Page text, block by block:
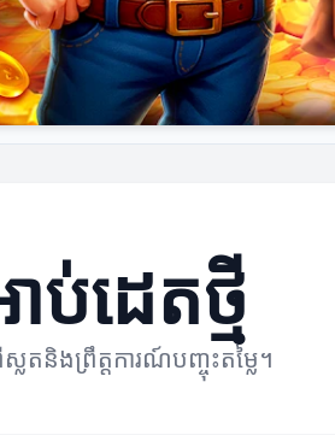
ាប់ដេតថ្មី
លតនិងព្រឹត្តការណ៍បញ្ចុះតម្លៃ។